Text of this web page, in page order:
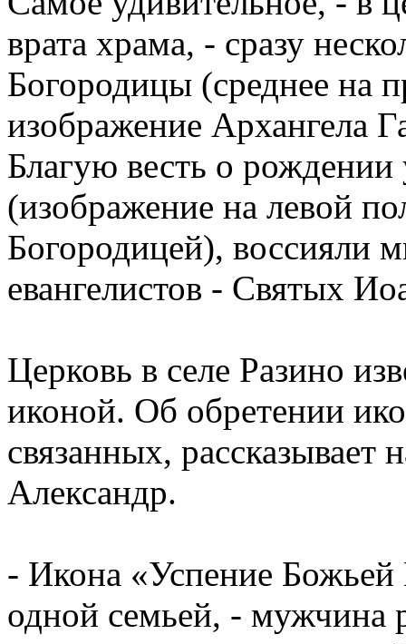
врата храма, - сразу
Богородицы (среднее на
изображение Архангела
Благую весть о
(изображение на левой
Богородицей), воссияли
евангелистов - Святых
Церковь в селе Разино
иконой. Об обретении
связанных, рассказывает
Александр.
- Икона «Успение
одной семьей, - мужчина